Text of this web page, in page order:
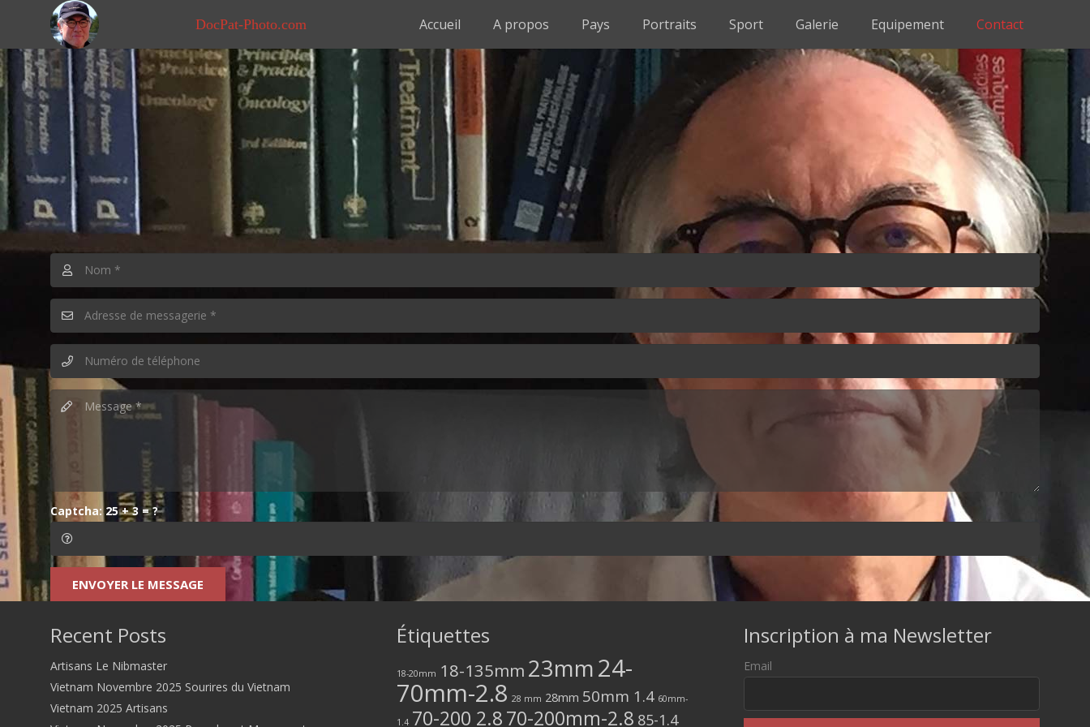
DocPat-Photo.com Accueil A propos Pays Portraits Sport Galerie Equipement Contact
Captcha: 25 + 3 = ?
ENVOYER LE MESSAGE
Recent Posts
Artisans Le Nibmaster
Vietnam Novembre 2025 Sourires du Vietnam
Vietnam 2025 Artisans
Étiquettes
18-20mm 18-135mm 23mm24-
70mm-2.8 28 mm 28mm 50mm 1.4 60mm-
1.4 70-200 2.870-200mm-2.8 85-1.4
Inscription à ma Newsletter
Email